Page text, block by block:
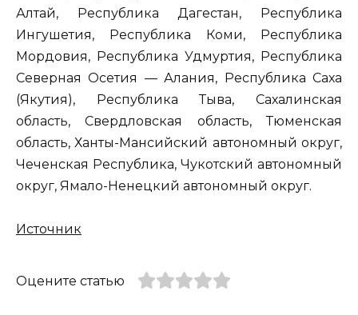
Алтай, Республика Дагестан, Республика
Ингушетия, Республика Коми, Республика
Мордовия, Республика Удмуртия, Республика
Северная Осетия — Алания, Республика Саха
(Якутия), Республика Тыва, Сахалинская
область, Свердловская область, Тюменская
область, Ханты-Мансийский автономный округ,
Чеченская Республика, Чукотский автономный
округ, Ямало-Ненецкий автономный округ.
Источник
Оцените статью